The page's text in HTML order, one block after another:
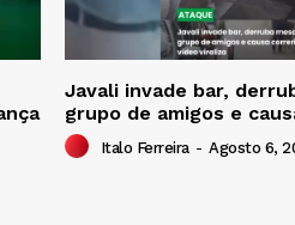
Javali invade bar,
grupo de amigos e
Italo Ferreira - Agosto 6,